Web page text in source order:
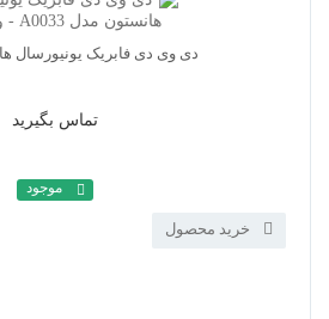
تماس بگیرید
موجود
خرید محصول